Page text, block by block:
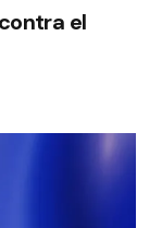
el